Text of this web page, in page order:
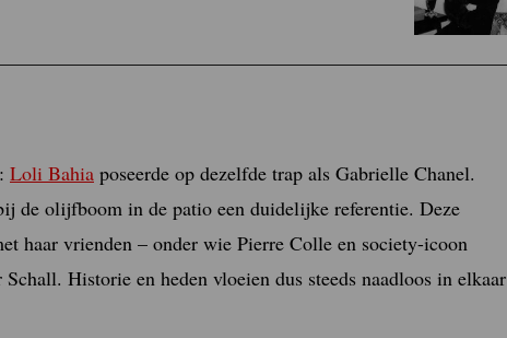
Loli Bahia poseerde op dezelfde trap als Gabrielle Chanel.
de olijfboom in de patio een duidelijke referentie. Deze
haar vrienden – onder wie Pierre Colle en society-icoon
Historie en heden vloeien dus steeds naadloos in elkaar